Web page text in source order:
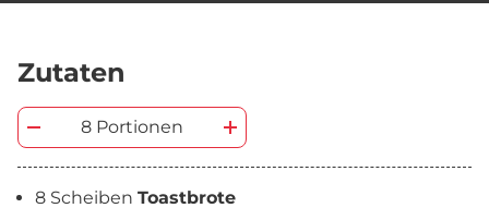
Zutaten
8 Portionen
8 Scheiben Toastbrote